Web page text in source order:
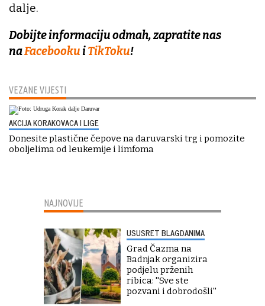
VEZANE VIJESTI
AKCIJA KORAKOVACA I LIGE
Donesite plastične čepove na daruvarski trg i pomozite
oboljelima od leukemije i limfoma
dalje.
Dobijte informaciju odmah, zapratite nas
naFacebooku iTikToku!
NAJNOVIJE
USUSRET BLAGDANIMA
Grad Čazma na
Badnjak organizira
podjelu prženih
ribica: ''Sve ste
pozvani i dobrodošli''